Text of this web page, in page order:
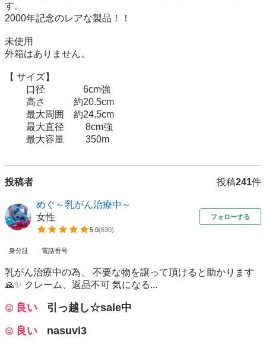
す。
2000年記念のレアな製品！！
未使用
外箱はありません。
【 サイズ】
         最大容量         350m
投稿者 投稿241件
めぐ～乳がん治療中～
女性
5.0(630)
フォローする
身分証 電話番号
乳がん治療中の為、 不要な物を譲って頂けると助かります
🙏✨ クレーム、返品不可 気になる...
良い
引っ越し☆sale中
良い
nasuvi3